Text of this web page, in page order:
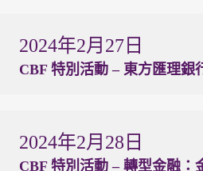
2024年2月27日
CBF 特別活動 – 東方匯理銀
2024年2月28日
CBF 特別活動 – 轉型金融：